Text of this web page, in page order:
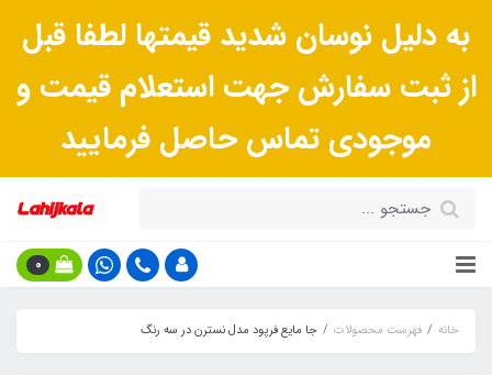
به دلیل نوسان شدید قیمتها لطفا قبل
از ثبت سفارش جهت استعلام قیمت و
موجودی تماس حاصل فرمایید
0
خانه فهرست محصولات جا مایع فرپود مدل نسترن در سه رنگ